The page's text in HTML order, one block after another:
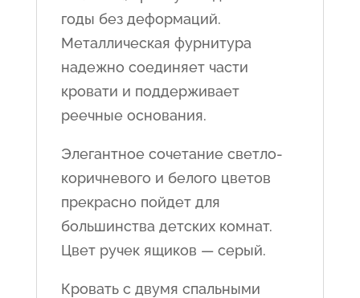
годы без деформаций.
Металлическая фурнитура
надежно соединяет части
кровати и поддерживает
реечные основания.
Элегантное сочетание светло-
коричневого и белого цветов
прекрасно пойдет для
большинства детских комнат.
Цвет ручек ящиков — серый.
Кровать с двумя спальными